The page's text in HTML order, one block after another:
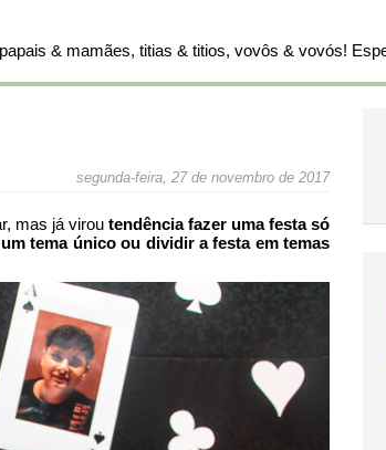
& mamães, titias & titios, vovôs & vovós!
segunda-feira, 27 de novembro de 2017
mas já virou tendência fazer uma festa só
tema único ou dividir a festa em temas